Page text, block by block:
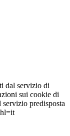
dal servizio di
sui cookie di
predisposta